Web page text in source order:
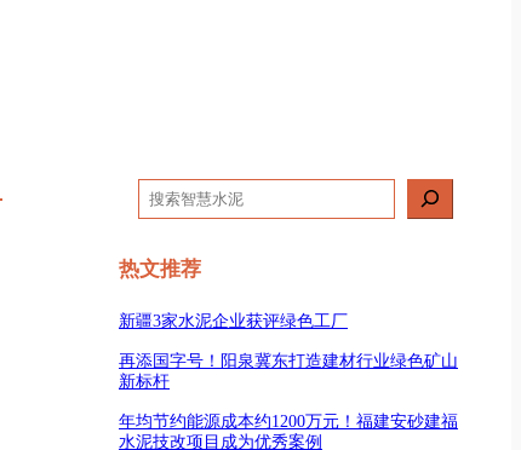
搜
索
热文推荐
新疆3家水泥企业获评绿色工厂
再添国字号！阳泉冀东打造建材行业绿色矿山
新标杆
年均节约能源成本约1200万元！福建安砂建福
水泥技改项目成为优秀案例